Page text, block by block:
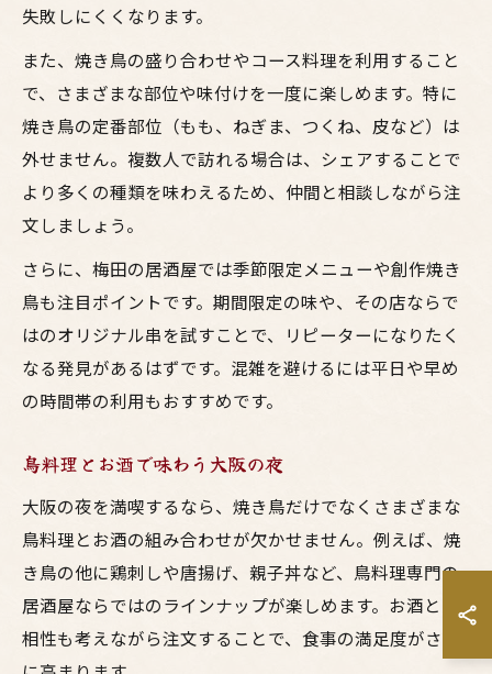
失敗しにくくなります。
また、焼き鳥の盛り合わせやコース料理を利用すること
で、さまざまな部位や味付けを一度に楽しめます。特に
焼き鳥の定番部位（もも、ねぎま、つくね、皮など）は
外せません。複数人で訪れる場合は、シェアすることで
より多くの種類を味わえるため、仲間と相談しながら注
文しましょう。
さらに、梅田の居酒屋では季節限定メニューや創作焼き
鳥も注目ポイントです。期間限定の味や、その店ならで
はのオリジナル串を試すことで、リピーターになりたく
なる発見があるはずです。混雑を避けるには平日や早め
の時間帯の利用もおすすめです。
鳥料理とお酒で味わう大阪の夜
大阪の夜を満喫するなら、焼き鳥だけでなくさまざまな
鳥料理とお酒の組み合わせが欠かせません。例えば、焼
き鳥の他に鶏刺しや唐揚げ、親子丼など、鳥料理専門の
居酒屋ならではのラインナップが楽しめます。お酒との
相性も考えながら注文することで、食事の満足度がさら